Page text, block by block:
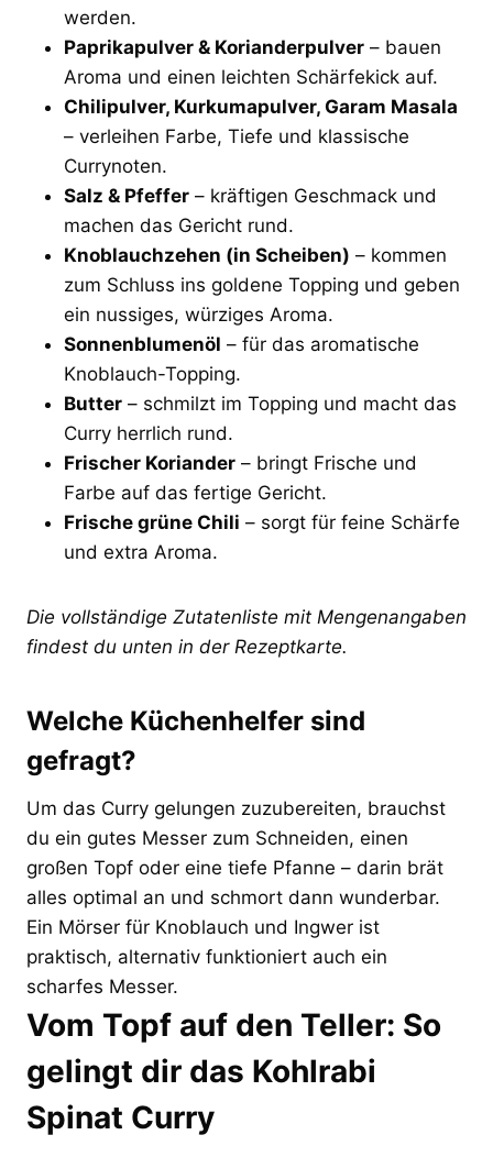
werden.
Paprikapulver & Korianderpulver – bauen
Aroma und einen leichten Schärfekick auf.
Chilipulver, Kurkumapulver, Garam Masala
– verleihen Farbe, Tiefe und klassische
Currynoten.
Salz & Pfeffer – kräftigen Geschmack und
machen das Gericht rund.
Knoblauchzehen (in Scheiben) – kommen
zum Schluss ins goldene Topping und geben
ein nussiges, würziges Aroma.
Sonnenblumenöl – für das aromatische
Knoblauch-Topping.
Butter – schmilzt im Topping und macht das
Curry herrlich rund.
Frischer Koriander – bringt Frische und
Farbe auf das fertige Gericht.
Frische grüne Chili – sorgt für feine Schärfe
und extra Aroma.
Die vollständige Zutatenliste mit Mengenangaben
findest du unten in der Rezeptkarte.
Welche Küchenhelfer sind
gefragt?
Um das Curry gelungen zuzubereiten, brauchst
du ein gutes Messer zum Schneiden, einen
großen Topf oder eine tiefe Pfanne – darin brät
alles optimal an und schmort dann wunderbar.
Ein Mörser für Knoblauch und Ingwer ist
praktisch, alternativ funktioniert auch ein
scharfes Messer.
Vom Topf auf den Teller: So
gelingt dir das Kohlrabi
Spinat Curry